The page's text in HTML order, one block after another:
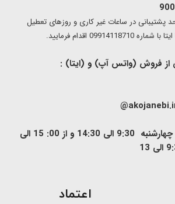
پشتیبانی در ساعات غیر کاری و روزهای تعطیل
اقدام فرمایید.
فروش (واتس آپ) و (ایتا) :
ساعت کاری : شنبه تا چهارشنبه 9:30 الی 14:30 و از 00: 15 الی
اعتماد